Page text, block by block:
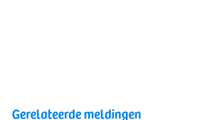
Gerelateerde meldingen